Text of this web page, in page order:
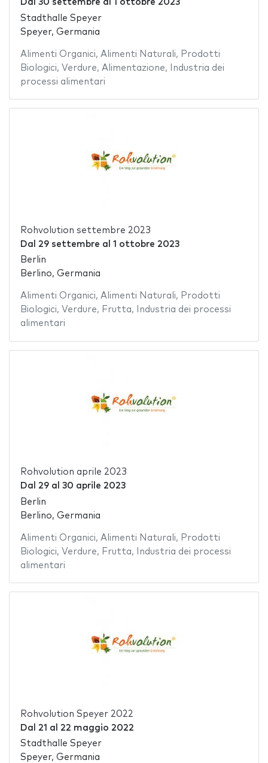
Dal 30 settembre al
1 ottobre 2023
Stadthalle Speyer
Speyer, Germania
Alimenti Organici, Alimenti Naturali, Prodotti
Biologici, Verdure, Alimentazione,
Industria dei
processi alimentari
Rohvolution settembre 2023
Dal 29 settembre al 1 ottobre 2023
Berlin
Berlino, Germania
Alimenti Organici, Alimenti Naturali, Prodotti
Biologici, Verdure, Frutta,
Industria dei processi
alimentari
Rohvolution aprile 2023
Dal 29al 30 aprile 2023
Berlin
Berlino, Germania
Alimenti Organici, Alimenti Naturali, Prodotti
Biologici, Verdure, Frutta,
Industria dei processi
alimentari
Rohvolution Speyer 2022
Dal 21 al 22 maggio 2022
Stadthalle Speyer
Speyer, Germania